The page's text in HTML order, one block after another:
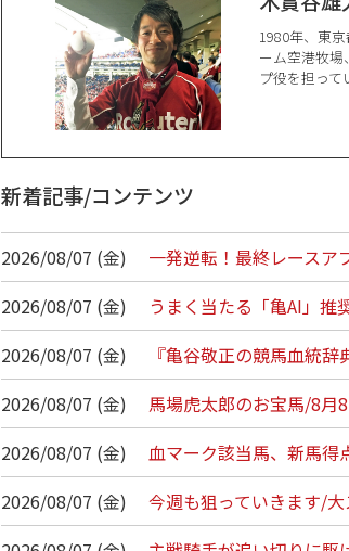
1980年、東
ーム空港牧
プ役を担って
新着記事/コンテンツ
2026/08/07 (金)
一発逆転！最終レース
2026/08/07 (金)
うまく当たる「亀AI」推
2026/08/07 (金)
『亀谷敬正の競馬血統
2026/08/07 (金)
馬場虎太郎のお宝馬/8月
2026/08/07 (金)
血マーク該当馬、新馬得
2026/08/07 (金)
今週も狙っていきます/